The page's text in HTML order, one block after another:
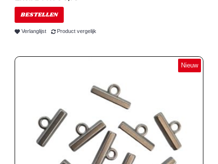
BESTELLEN
Verlanglijst Product vergelijk
Nieuw